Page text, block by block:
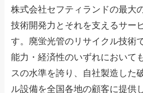
株式会社セフティランドの最大
技術開発力とそれを支えるサー
す。廃蛍光管のリサイクル技術
能力・経済性のいずれにおいて
スの水準を誇り、自社製造した
ル設備を全国各地の顧客に提供